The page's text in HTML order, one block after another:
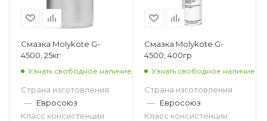
Смазка Molykote G-
4500, 25кг
Узнать свободное наличие
Страна изготовления
— Евросоюз
Класс консистенции
Смазка Molykote G-
4500, 400гр
Узнать свободное наличие
Страна изготовления
— Евросоюз
Класс консистенции